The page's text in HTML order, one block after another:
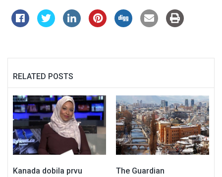
RELATED POSTS
Kanada dobila prvu
The Guardian